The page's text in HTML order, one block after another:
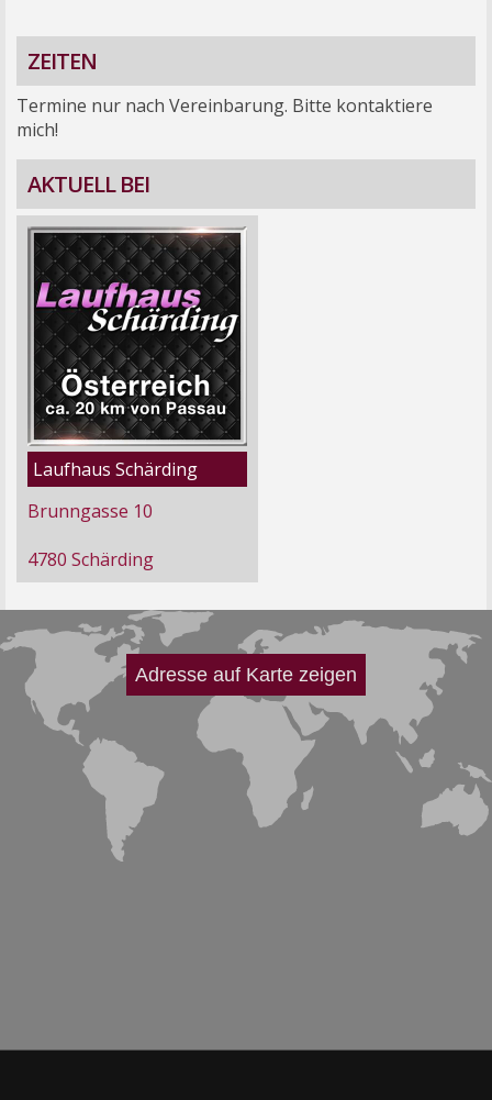
ZEITEN
Termine nur nach Vereinbarung. Bitte kontaktiere
mich!
AKTUELL BEI
Laufhaus Schärding
Brunngasse 10
4780 Schärding
Adresse auf Karte zeigen